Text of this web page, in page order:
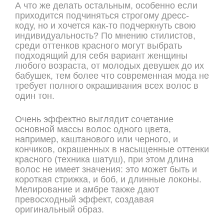
А что же делать остальным, особенно если
приходится подчиняться строгому дресс-
коду, но и хочется как-то подчеркнуть свою
индивидуальность? По мнению стилистов,
среди оттенков красного могут выбрать
подходящий для себя вариант женщины
любого возраста, от молодых девушек до их
бабушек, тем более что современная мода не
требует полного окрашивания всех волос в
один тон.
Очень эффектно выглядит сочетание
основной массы волос одного цвета,
например, каштанового или черного, и
кончиков, окрашенных в насыщенные оттенки
красного (техника шатуш), при этом длина
волос не имеет значения: это может быть и
короткая стрижка, и боб, и длинные локоны.
Мелирование и амбре также дают
превосходный эффект, создавая
оригинальный образ.